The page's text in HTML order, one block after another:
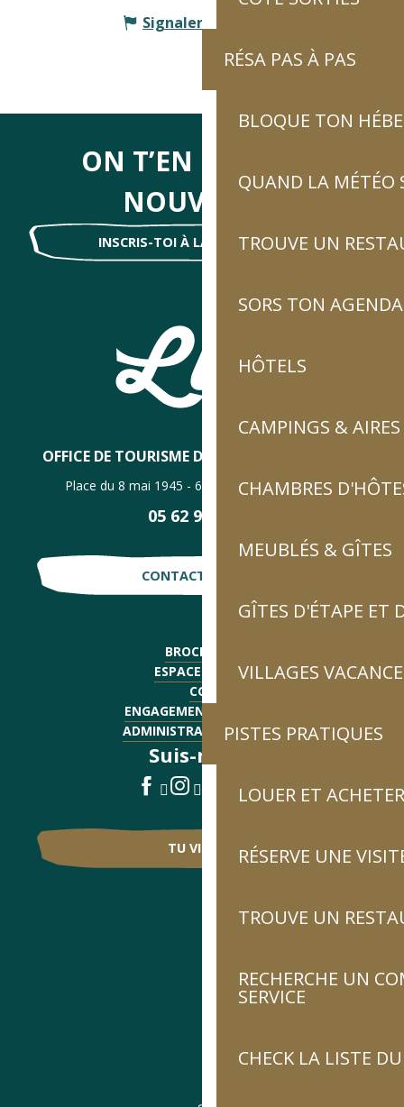
RÉSA PAS À PAS
BLOQUE TON
QUAND LA MÉTÉO
TROUVE UN
SORS TON AGENDA
HÔTELS
CAMPINGS &
CHAMBRES
MEUBLÉS & GÎTES
GÎTES D'ÉTAPE ET
VILLAGES
PISTES PRATIQUES
LOUER ET
RÉSERVE UNE
TROUVE UN
RECHERCHE UN
SERVICE
CHECK LA LISTE
Signaler une erreur
ON T’EN DIRA DES
NOUVELLES
INSCRIS-TOI À LA NEWSLETTER !
OFFICE DE TOURISME DE LUZ-SAINT-SAUVEUR
Place du 8 mai 1945 - 65120 Luz-Saint-Sauveur
05 62 92 30 30
CONTACTE-NOUS !
BROCHURES
ESPACE PRESSE
CGV
ENGAGEMENTS QUALITÉ
ADMINISTRATIF - EMPLOI
Suis-nous !
TU VIENS ?